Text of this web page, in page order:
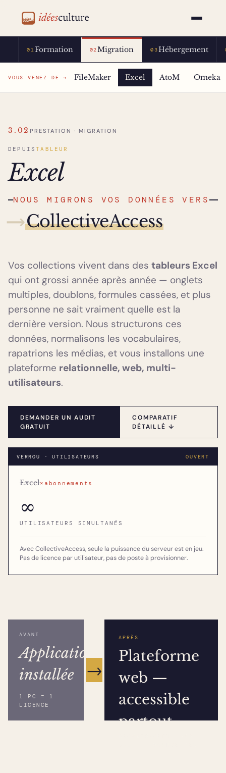
idéesculture
01Formation 02Migration 03Hébergement
VOUS VENEZ DE → FileMaker Excel AtoM Omeka
3.02PRESTATION · MIGRATION
DEPUISTABLEUR
Excel
NOUS MIGRONS VOS DONNÉES VERS
⟶CollectiveAccess
Vos collections vivent dans des tableurs Excel
qui ont grossi année après année — onglets
multiples, doublons, formules cassées, et plus
personne ne sait vraiment quelle est la
dernière version. Nous structurons ces
données, normalisons les vocabulaires,
rapatrions les médias, et vous installons une
plateforme relationnelle, web, multi-
utilisateurs.
DEMANDER UN AUDIT
GRATUIT
COMPARATIF
DÉTAILLÉ ↓
VERROU · UTILISATEURS OUVERT
Excel×abonnements
∞
UTILISATEURS SIMULTANÉS
Avec CollectiveAccess, seule la puissance du serveur est en jeu.
Pas de licence par utilisateur, pas de poste à provisionner.
AVANT
Application
installée
1 PC = 1
LICENCE
→
APRÈS
Plateforme
web —
accessible
partout